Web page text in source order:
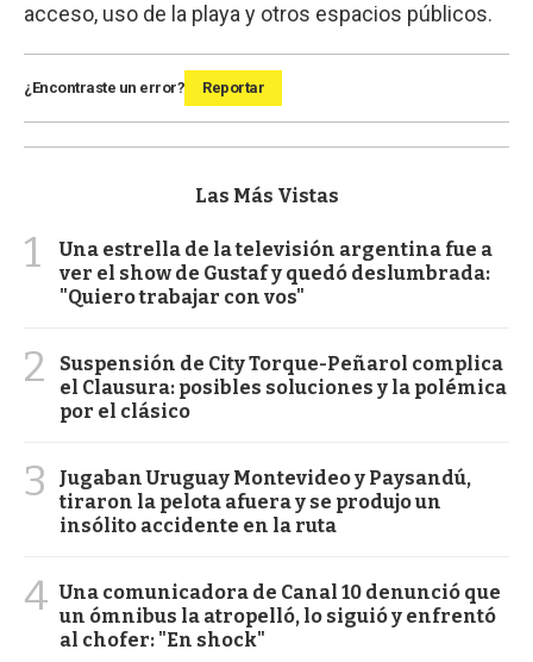
acceso, uso de la playa y otros espacios públicos.
¿Encontraste un error? Reportar
Las Más Vistas
1
Una estrella de la televisión argentina fue a
ver el show de Gustaf y quedó deslumbrada:
"Quiero trabajar con vos"
2
Suspensión de City Torque-Peñarol complica
el Clausura: posibles soluciones y la polémica
por el clásico
3
Jugaban Uruguay Montevideo y Paysandú,
tiraron la pelota afuera y se produjo un
insólito accidente en la ruta
4 Una comunicadora de Canal 10 denunció que
un ómnibus la atropelló, lo siguió y enfrentó
al chofer: "En shock"